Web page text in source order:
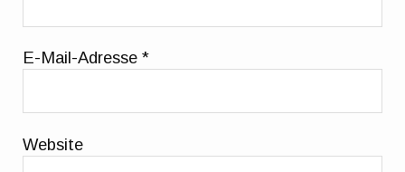
E-Mail-Adresse*
Website